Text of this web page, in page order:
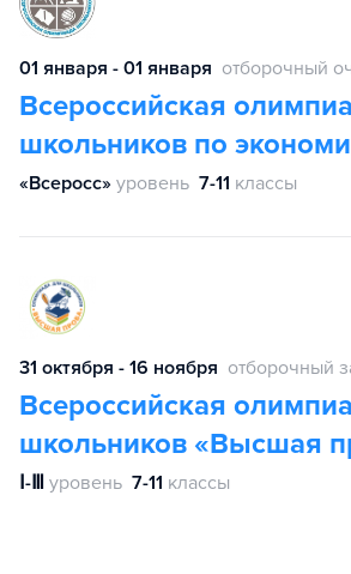
01 января - 01 января отборочный
Всероссийская
школьников по
«Всеросс» уровень 7-11 классы
31 октября - 16 ноября отборочный
Всероссийская
школьников «Высшая
Ⅰ-Ⅲ уровень 7-11 классы